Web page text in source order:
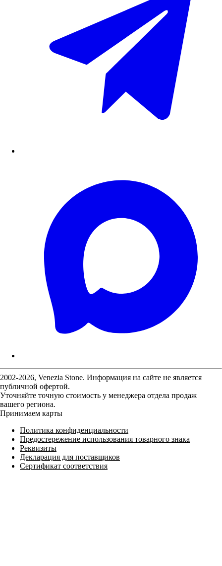
2002-2026, Venezia Stone. Информация на сайте не является
публичной офертой.
Уточняйте точную стоимость у менеджера отдела продаж
вашего региона.
Принимаем карты
Политика конфиденциальности
Предостережение использования товарного знака
Реквизиты
Декларация для поставщиков
Сертификат соответствия